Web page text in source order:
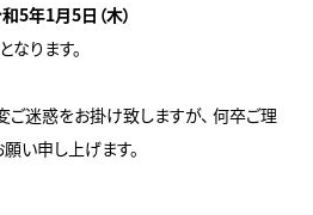
5年1月5日（木）
なります。
迷惑をお掛け致しますが、 何卒ご理
い申し上げます。